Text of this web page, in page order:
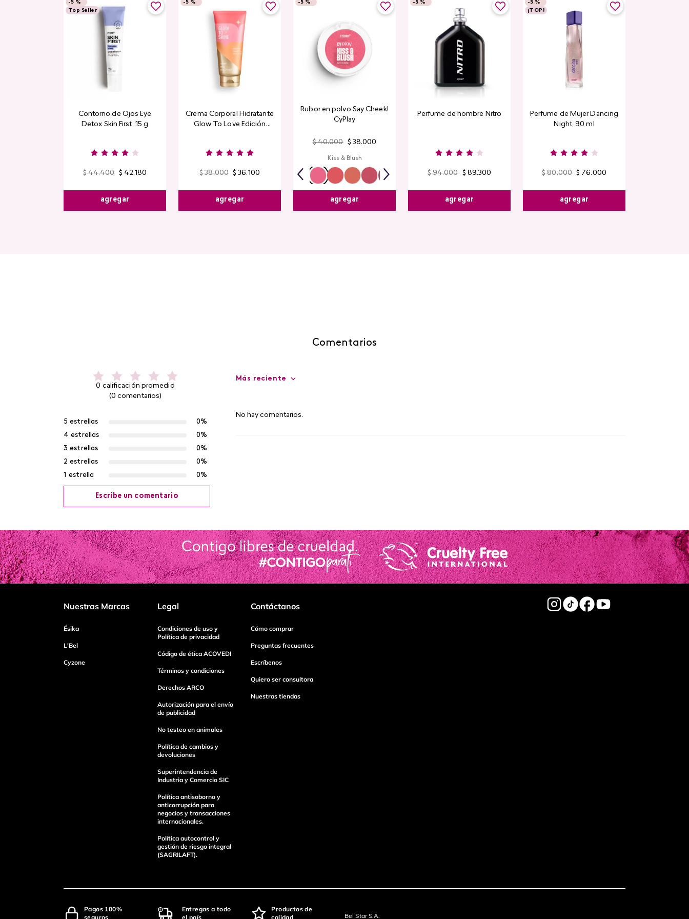
-5 %
Top Seller
Contorno de Ojos Eye
Detox Skin First, 15 g
$ 44.400 $ 42.180
agregar
-5 %
Crema Corporal Hidratante
Glow To Love Edición
$ 38.000 $ 36.100
agregar
-5 %
Rubor en polvo Say Cheek!
CyPlay
$ 40.000 $ 38.000
Kiss & Blush
agregar
-5 %
Perfume de hombre Nitro
$ 94.000 $ 89.300
agregar
-5 %
¡TOP!
Perfume de Mujer Dancing
Night, 90 ml
$ 80.000 $ 76.000
agregar
Comentarios
0 calificación promedio
(0 comentarios)
5 estrellas
0%
4 estrellas
0%
3 estrellas
0%
2 estrellas
0%
1 estrella
0%
Escribe un comentario
Agregar comentario
Título
Tu nombre
Dirección de email
enviar comentario
Más reciente
No hay comentarios.
Nuestras Marcas
Ésika
L'Bel
Cyzone
Legal
Condiciones de uso y
Política de privacidad
Código de ética ACOVEDI
Términos y condiciones
Derechos ARCO
Autorización para el envío
de publicidad
No testeo en animales
Política de cambios y
devoluciones
Superintendencia de
Industria y Comercio SIC
Política antisoborno y
anticorrupción para
negocios y transacciones
internacionales.
Política autocontrol y
gestión de riesgo integral
(SAGRILAFT).
Contáctanos
Cómo comprar
Preguntas frecuentes
Escríbenos
Quiero ser consultora
Nuestras tiendas
Pagos 100%
seguros
Entregas a todo
el país
Productos de
calidad
Bel Star S.A.